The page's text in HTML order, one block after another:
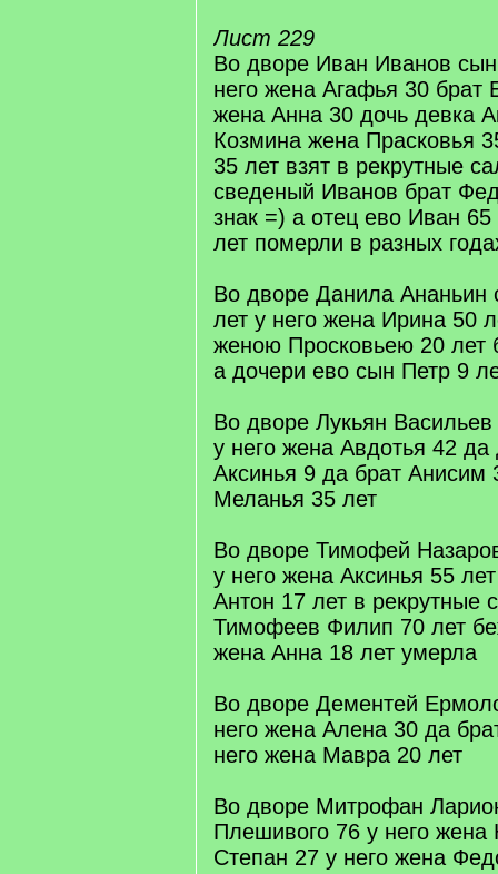
Лист 229
Во дворе Иван Иванов
него жена Агафья 30 брат
жена Анна 30 дочь девка
Козмина жена Прасковья
35 лет взят в рекрутные
сведеный Иванов брат
знак =) а отец ево Иван
лет померли в разных
Во дворе Данила Ананьин
лет у него жена Ирина 50
женою Просковьею 20 лет
а дочери ево сын Петр 9
Во дворе Лукьян
у него жена Авдотья 42 да
Аксинья 9 да брат Анисим
Меланья 35 лет
Во дворе Тимофей
у него жена Аксинья 55
Антон 17 лет в рекрутные
Тимофеев Филип 70 лет
жена Анна 18 лет умерла
Во дворе Дементей
него жена Алена 30 да
него жена Мавра 20 лет
Во дворе Митрофан
Плешивого 76 у него жена
Степан 27 у него жена